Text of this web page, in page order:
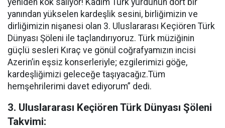
yeniden kök salıyor! Kadim Türk yurdunun dört bir
yanından yükselen kardeşlik sesini, birliğimizin ve
dirliğimizin nişanesi olan 3. Uluslararası Keçiören Türk
Dünyası Şöleni ile taçlandırıyoruz. Türk müziğinin
güçlü sesleri Kıraç ve gönül coğrafyamızın incisi
Azerin’in eşsiz konserleriyle; ezgilerimizi göğe,
kardeşliğimizi geleceğe taşıyacağız.Tüm
hemşehrilerimi davet ediyorum” dedi.
3. Uluslararası Keçiören Türk Dünyası Şöleni
Takvimi: